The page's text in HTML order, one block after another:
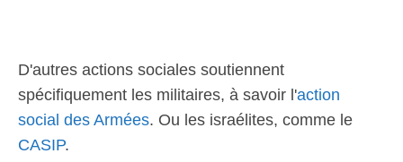
D'autres actions sociales soutiennent
spécifiquement les militaires, à savoir l'action
social des Armées. Ou les israélites, comme le
CASIP.